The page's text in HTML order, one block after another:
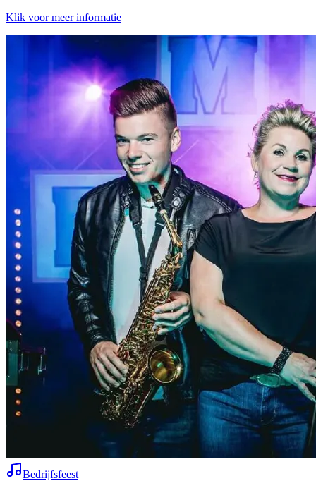
Klik voor meer informatie
Bedrijfsfeest